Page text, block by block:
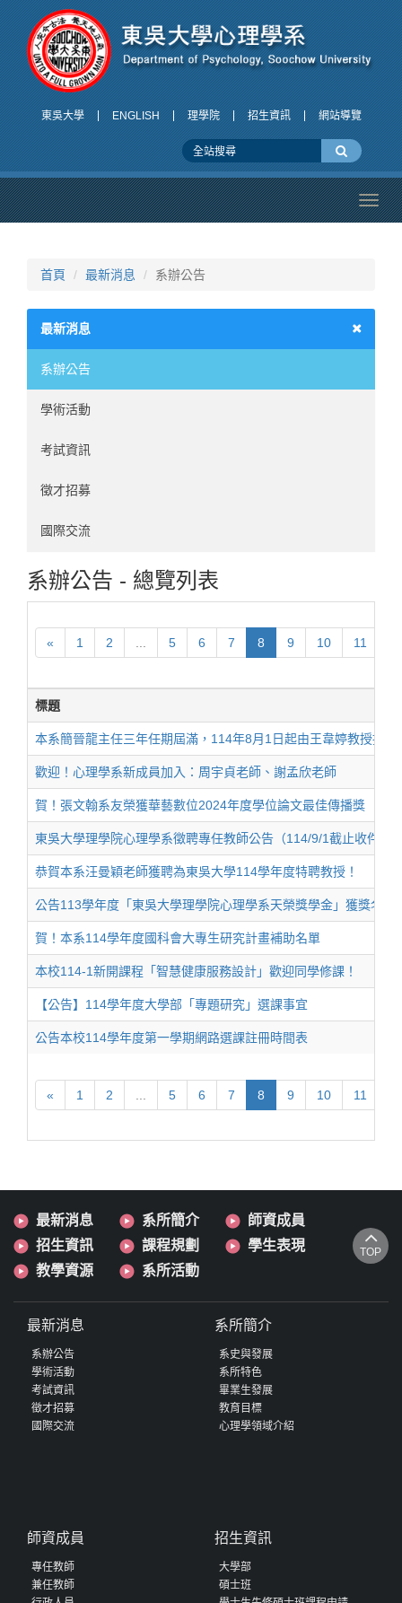
東吳大學 ENGLISH 理學院 招生資訊 網站導覽
首頁 最新消息 系辦公告
最新消息
系辦公告
學術活動
考試資訊
徵才招募
國際交流
系辦公告 - 總覽列表
« 1 2 5 6 7 8 9 10 11
標題
本系簡晉龍主任三年任期屆滿，114年8月1日起由王韋婷教授接任
歡迎！心理學系新成員加入：周宇貞老師、謝孟欣老師
賀！張文翰系友榮獲華藝數位2024年度學位論文最佳傳播獎
東吳大學理學院心理學系徵聘專任教師公告（114/9/1截止收件）
恭賀本系汪曼穎老師獲聘為東吳大學114學年度特聘教授！
公告113學年度「東吳大學理學院心理學系天榮獎學金」獲獎名單
賀！本系114學年度國科會大專生研究計畫補助名單
本校114-1新開課程「智慧健康服務設計」歡迎同學修課！
【公告】114學年度大學部「專題研究」選課事宜
公告本校114學年度第一學期網路選課註冊時間表
« 1 2 5 6 7 8 9 10 11
最新消息 系所簡介
師資成員
招生資訊
課程規劃
學生表現
教學資源
系所活動
TOP
最新消息
系辦公告
學術活動
考試資訊
徵才招募
國際交流
系所簡介
系史與發展
系所特色
畢業生發展
教育目標
心理學領域介紹
師資成員
專任教師
兼任教師
招生資訊
大學部
碩士班